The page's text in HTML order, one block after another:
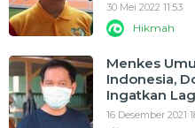
30 Mei 2022 11:53
Hikmah
Menkes
Indonesia,
Ingatkan
16 Desember 2021